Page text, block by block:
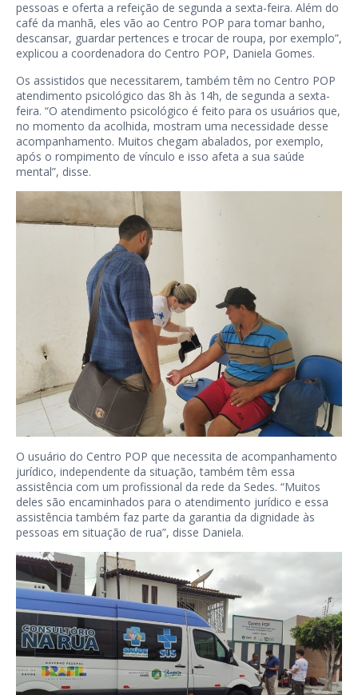
pessoas e oferta a refeição de segunda a sexta-feira. Além do
café da manhã, eles vão ao Centro POP para tomar banho,
descansar, guardar pertences e trocar de roupa, por exemplo”,
explicou a coordenadora do Centro POP, Daniela Gomes.
Os assistidos que necessitarem, também têm no Centro POP
atendimento psicológico das 8h às 14h, de segunda a sexta-
feira. “O atendimento psicológico é feito para os usuários que,
no momento da acolhida, mostram uma necessidade desse
acompanhamento. Muitos chegam abalados, por exemplo,
após o rompimento de vínculo e isso afeta a sua saúde
mental”, disse.
O usuário do Centro POP que necessita de acompanhamento
jurídico, independente da situação, também têm essa
assistência com um profissional da rede da Sedes. “Muitos
deles são encaminhados para o atendimento jurídico e essa
assistência também faz parte da garantia da dignidade às
pessoas em situação de rua”, disse Daniela.